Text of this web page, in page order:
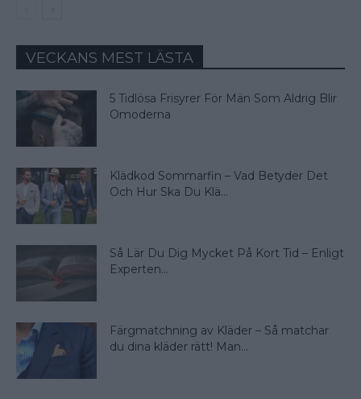
VECKANS MEST LÄSTA
5 Tidlösa Frisyrer För Män Som Aldrig Blir
Omoderna
Klädkod Sommarfin – Vad Betyder Det
Och Hur Ska Du Klä...
Så Lär Du Dig Mycket På Kort Tid – Enligt
Experten...
Färgmatchning av Kläder – Så matchar
du dina kläder rätt! Man...